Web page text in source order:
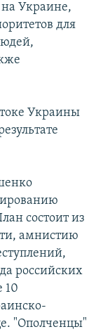
Украине,
для
Украины
состоит из
амнистию
российских
10
"Ополченцы"